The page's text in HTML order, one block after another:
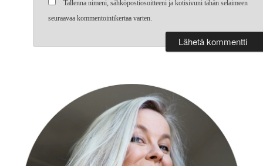
Tallenna nimeni, sähköpostiosoitteeni ja kotisivuni tähän selaimeen
seuraavaa kommentointikertaa varten.